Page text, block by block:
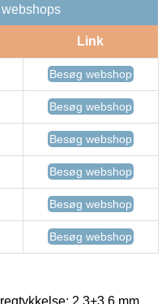
Link
Besøg webshop
Besøg webshop
Besøg webshop
Besøg webshop
Besøg webshop
Besøg webshop
2,3+3,6 mm,